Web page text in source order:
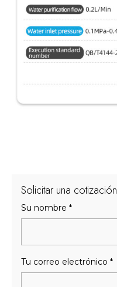
Solicitar una cotización
Su nombre *
Tu correo electrónico *